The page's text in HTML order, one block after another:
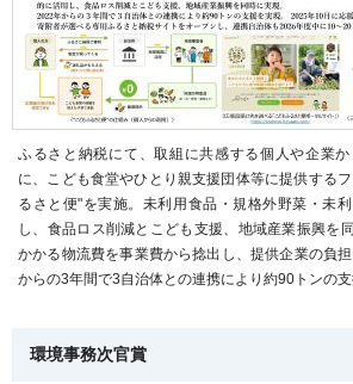
ふるさと納税にて、取組に共感する個人や企業
に、こども食堂やひとり親支援団体等に提供する
るさと便"を実施。未利用食品・規格外野菜・未
し、食品ロス削減とこども支援、地域産業振興を
かかる物流費を事業費から捻出し、提供企業の負
からの3年間で3自治体との連携により約90トンの支
環境事務次官賞